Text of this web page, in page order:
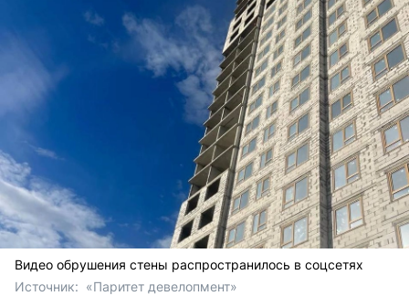
Видео обрушения стены распространилось в соцсетях
Источник: «Паритет девелопмент»